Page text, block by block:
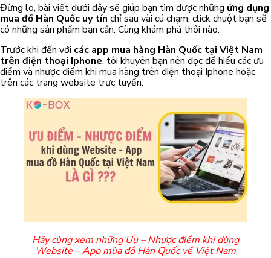
Đừng lo, bài viết dưới đây sẽ giúp bạn tìm được những ứng dụng
mua đồ Hàn Quốc uy tín chỉ sau vài cú chạm, click chuột bạn sẽ
có những sản phẩm bạn cần. Cùng khám phá thôi nào.
Trước khi đến với các app mua hàng Hàn Quốc tại Việt Nam
trên điện thoại Iphone, tôi khuyên bạn nên đọc để hiểu các ưu
điểm và nhược điểm khi mua hàng trên điện thoại Iphone hoặc
trên các trang website trực tuyến.
Hãy cùng xem những Ưu – Nhược điểm khi dùng
Website – App mùa đồ Hàn Quốc về Việt Nam